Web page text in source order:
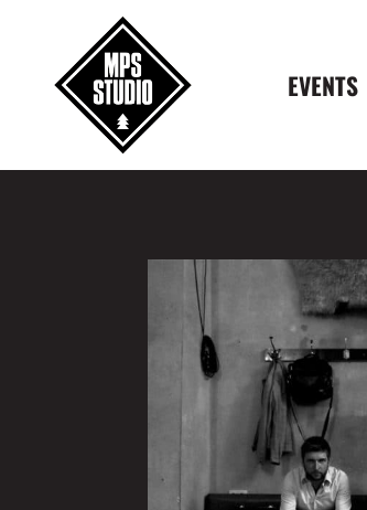
EVENTS